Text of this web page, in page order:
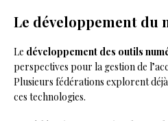
Le développement du
Le développement des outils
perspectives pour la gestion de
Plusieurs fédérations explorent
ces technologies.